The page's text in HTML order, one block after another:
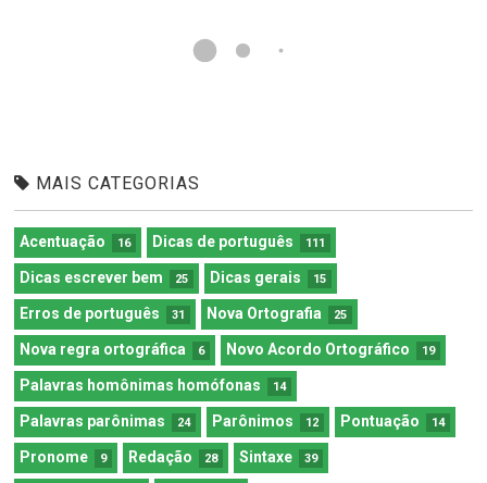
MAIS CATEGORIAS
Acentuação 16 Dicas de português 111
Dicas escrever bem 25 Dicas gerais 15
Erros de português 31 Nova Ortografia 25
Nova regra ortográfica 6 Novo Acordo Ortográfico 19
Palavras homônimas homófonas 14
Palavras parônimas 24 Parônimos 12 Pontuação 14
Pronome 9 Redação 28 Sintaxe 39